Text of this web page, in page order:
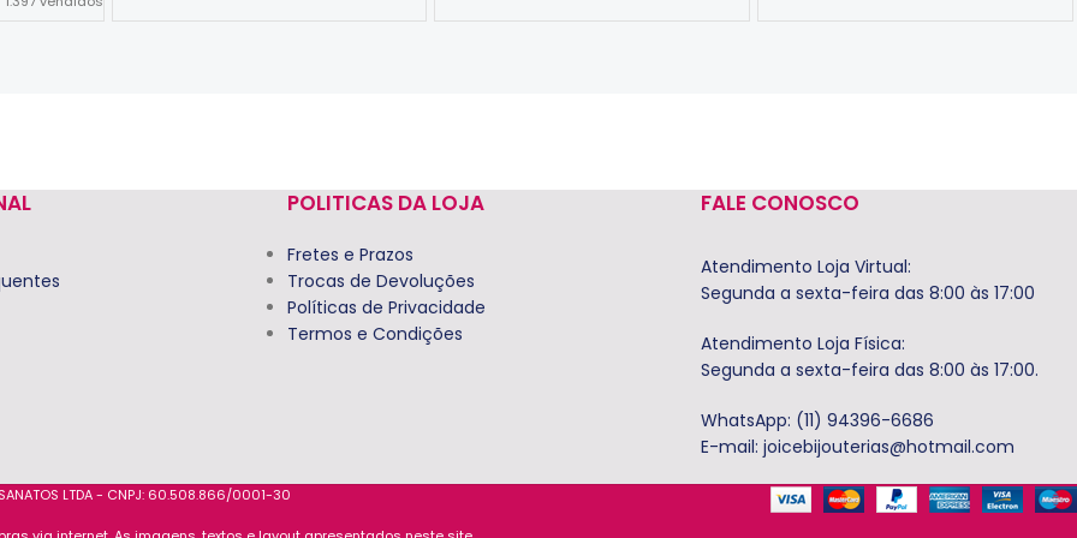
POLITICAS DA LOJA
Fretes e Prazos
Trocas de Devoluções
Políticas de Privacidade
Termos e Condições
FALE CONOSCO
Atendimento Loja Virtual:
Segunda a sexta-feira das 8:00 às 17:00
Atendimento Loja Física:
Segunda a sexta-feira das 8:00 às 17:00.
WhatsApp: (11) 94396-6686
E-mail: joicebijouterias@hotmail.com
LTDA - CNPJ: 60.508.866/0001-30